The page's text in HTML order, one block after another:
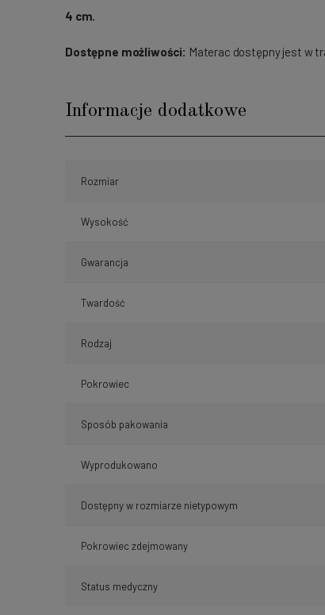
4 cm.
Dostępne możliwości: Materac dostępny jest w
Informacje dodatkowe
Rozmiar
Wysokość
Gwarancja
Twardość
Rodzaj
Pokrowiec
Sposób pakowania
Wyprodukowano
Dostępny w rozmiarze nietypowym
Pokrowiec zdejmowany
Status medyczny